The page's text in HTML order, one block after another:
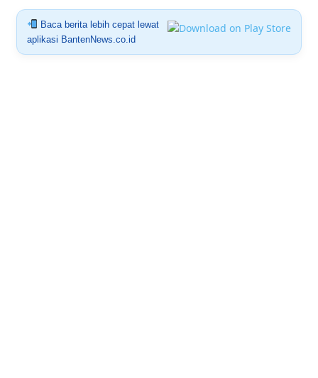
Baca berita lebih cepat lewat
aplikasi BantenNews.co.id